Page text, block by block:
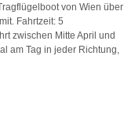
von Wien über
Fahrtzeit: 5
zwischen Mitte April und
am Tag in jeder Richtung,